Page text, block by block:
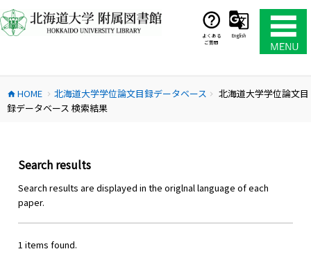
ン
テ
ス
キ
よくある
ご質問
English
home HOME chevron_right 北海道大学学位論文目録データベース chevron_right
北海道大学学位論文目
録データベース 検索結果
Search results
Search results are displayed in the origlnal language of each
paper.
1 items found.